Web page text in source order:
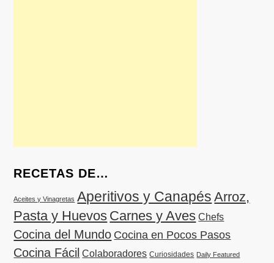
RECETAS DE…
Aceites y Vinagretas Aperitivos y Canapés Arroz,
Pasta y Huevos Carnes y Aves Chefs
Cocina del Mundo Cocina en Pocos Pasos
Cocina Fácil Colaboradores Curiosidades Daily Featured